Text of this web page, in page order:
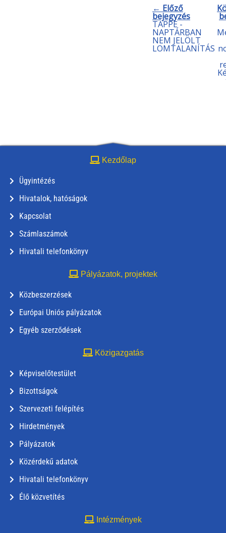
← Előző
bejegyzés
TAPPE -
NAPTÁRBAN
NEM JELÖLT
LOMTALANÍTÁS
Kezdőlap
Ügyintézés
Hivatalok, hatóságok
Kapcsolat
Számlaszámok
Hivatali telefonkönyv
Pályázatok, projektek
Közbeszerzések
Európai Uniós pályázatok
Egyéb szerződések
Közigazgatás
Képviselőtestület
Bizottságok
Szervezeti felépítés
Hirdetmények
Pályázatok
Közérdekű adatok
Hivatali telefonkönyv
Élő közvetítés
Intézmények